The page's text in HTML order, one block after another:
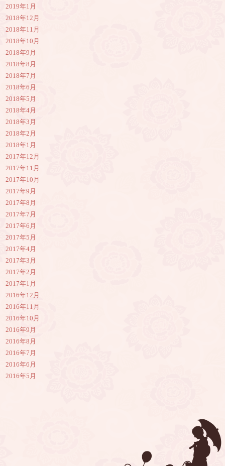
2019年1月
2018年12月
2018年11月
2018年10月
2018年9月
2018年8月
2018年7月
2018年6月
2018年5月
2018年4月
2018年3月
2018年2月
2018年1月
2017年12月
2017年11月
2017年10月
2017年9月
2017年8月
2017年7月
2017年6月
2017年5月
2017年4月
2017年3月
2017年2月
2017年1月
2016年12月
2016年11月
2016年10月
2016年9月
2016年8月
2016年7月
2016年6月
2016年5月